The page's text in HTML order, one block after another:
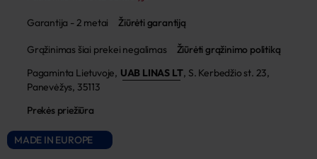
Garantija - 2 metai Žiūrėti garantiją
Grąžinimas šiai prekei negalimas
Žiūrėti grąžinimo politiką
Pagaminta Lietuvoje, UAB LINAS LT, S. Kerbedžio st. 23,
Panevėžys, 35113
Prekės priežiūra
MADE IN EUROPE